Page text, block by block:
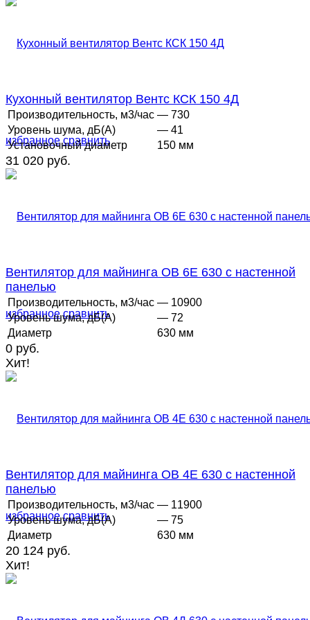
избранное сравнить
Кухонный вентилятор Вентс КСК 150 4Д
Производительность, м3/час — 730
Уровень шума, дБ(А)
— 41
Установочный диаметр
150 мм
31 020 руб.
избранное сравнить
Вентилятор для майнинга ОВ 6Е 630 с настенной
панелью
Производительность, м3/час — 10900
Уровень шума, дБ(А)
— 72
Диаметр
630 мм
0 руб.
Хит!
избранное сравнить
Вентилятор для майнинга ОВ 4Е 630 с настенной
панелью
Производительность, м3/час — 11900
Уровень шума, дБ(А)
— 75
Диаметр
630 мм
20 124 руб.
Хит!